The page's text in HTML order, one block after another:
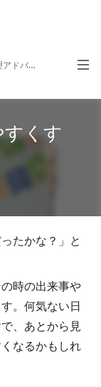
写真整理アドバイザー
くす
たかな？」と
時の出来事や
。何気ない日
、あとから見
なるかもしれ